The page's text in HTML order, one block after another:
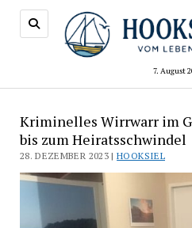
7. August
Kriminelles Wirrwarr im
bis zum Heiratsschwindel
28. DEZEMBER 2023 |HOOKSIEL